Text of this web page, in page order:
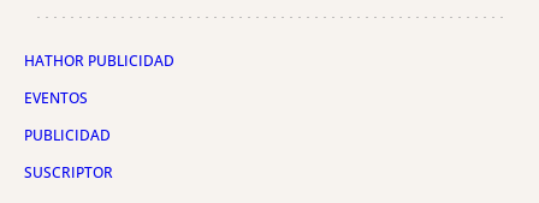
HATHOR PUBLICIDAD
EVENTOS
PUBLICIDAD
SUSCRIPTOR